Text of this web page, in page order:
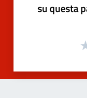
su questa